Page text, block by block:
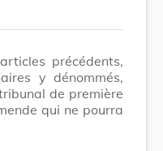
précédents,
y dénommés,
de première
qui ne pourra